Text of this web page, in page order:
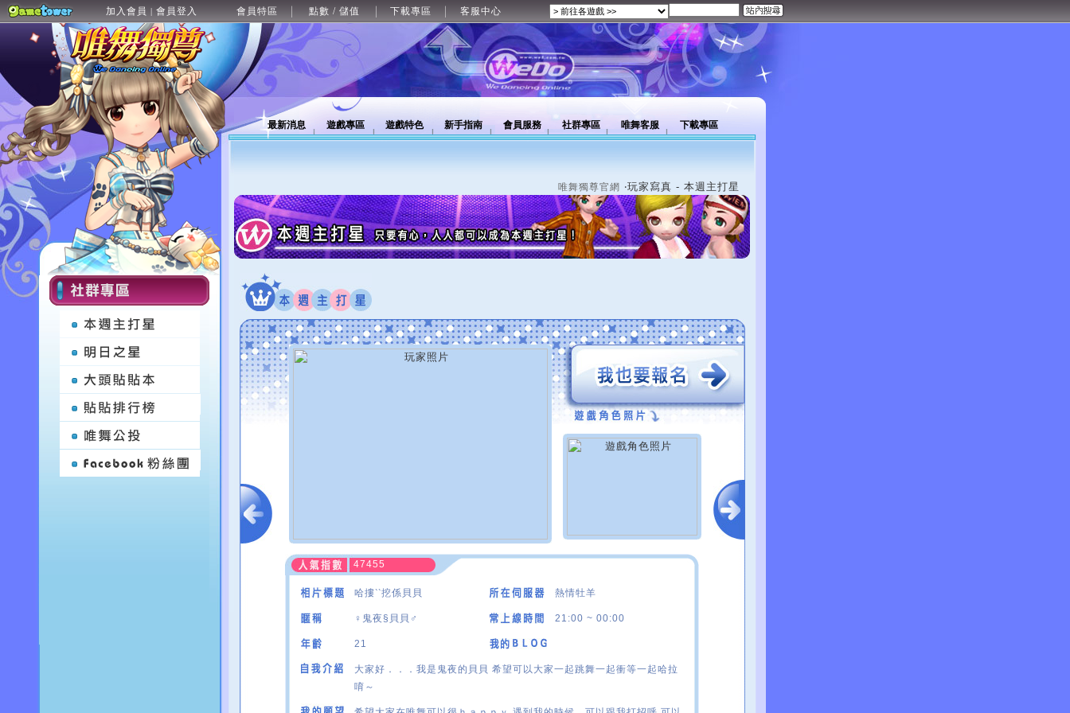
加入會員 | 會員登入 會員特區 點數 / 儲值 下載專區 客服中心
最新消息 遊戲專區 遊戲特色 新手指南 會員服務 社群專區 唯舞客服 下載專區
唯舞獨尊官網 ‧玩家寫真 - 本週主打星
47455
哈摟‵‵挖係貝貝 熱情牡羊
♀鬼夜§貝貝♂ 21:00 ~ 00:00
21
大家好．．．我是鬼夜的貝貝 希望可以大家一起跳舞一起衝等一起哈拉
唷～